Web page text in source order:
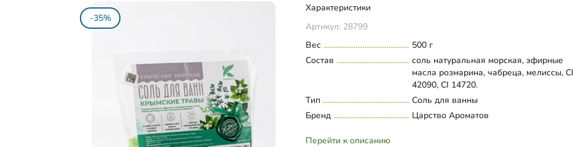
-35%
Характеристики
Артикул: 28799
Вес
500 г
Состав
соль натуральная морская, эфирные
масла розмарина, чабреца, мелиссы, CI
42090, CI 14720.
Тип
Соль для ванны
Бренд
Царство Ароматов
Перейти к описанию